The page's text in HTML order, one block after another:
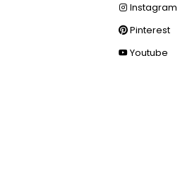
Instagram
Pinterest
Youtube